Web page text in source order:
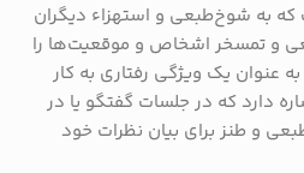
به شوخ‌طبعی و استهزاء دیگران
و تمسخر اشخاص و موقعیت‌ها را
عنوان یک ویژگی رفتاری به کار
دارد که در جلسات گفتگو یا در
و طنز برای بیان نظرات خود